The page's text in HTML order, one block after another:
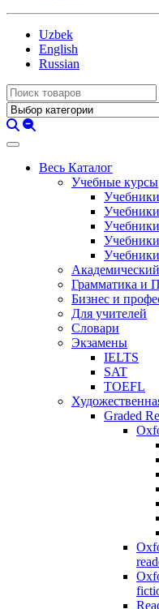
Uzbek
English
Russian
Весь Каталог
Учебные курсы
Учебники
Учебники
Грамматика и
Бизнес и
Для учителей
Словари
Экзамены
IELTS
SAT
TOEFL
Graded